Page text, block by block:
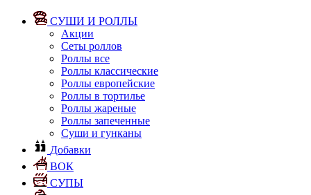
СУШИ И РОЛЛЫ
Акции
Сеты роллов
Роллы все
Роллы классические
Роллы европейские
Роллы в тортилье
Роллы жареные
Роллы запеченные
Суши и гунканы
Добавки
ВОК
СУПЫ